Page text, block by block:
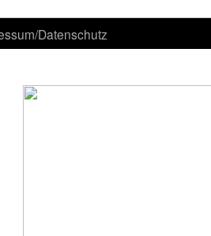
Datenschutz